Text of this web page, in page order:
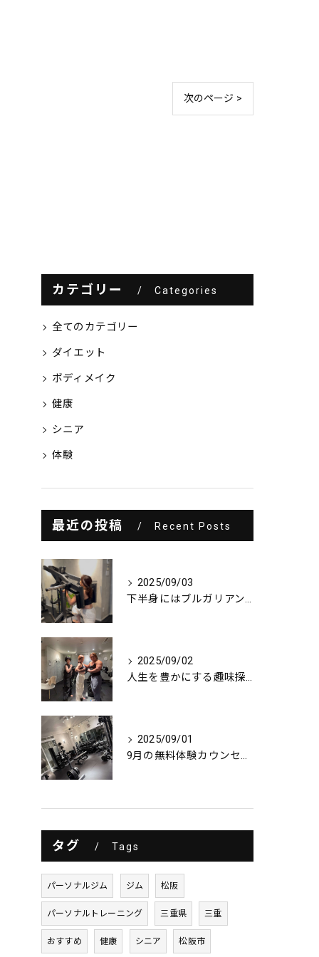
次のページ >
カテゴリー Categories
全てのカテゴリー
ダイエット
ボディメイク
健康
シニア
体験
最近の投稿 Recent Posts
2025/09/03
下半身にはブルガリアンスクワット！
2025/09/02
人生を豊かにする趣味探し
2025/09/01
9月の無料体験カウンセリング
タグ Tags
パーソナルジム ジム 松阪
パーソナルトレーニング 三重県 三重
おすすめ 健康 シニア 松阪市